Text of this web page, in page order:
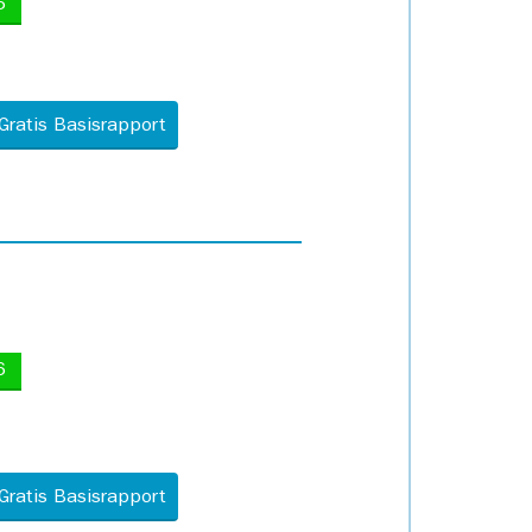
Basisrapport
Basisrapport